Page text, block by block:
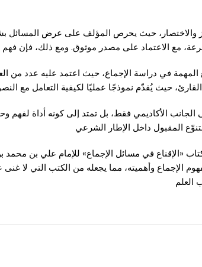
والاختصار، حيث يحرص المؤلف على عرض المسائل
مع الاعتماد على مصدر موثوق. ومع ذلك، فإن
المهمة في دراسة الإجماع، حيث اعتمد عليه عدد من
حيث يُقدّم نموذجًا عمليًا لكيفية التعامل مع
الجانب الأكاديمي فقط، بل تمتد إلى كونه أداة
المقبول داخل الإطار الشرعي
«الإقناع في مسائل الإجماع» للإمام علي بن
الإجماع وأهميته، مما يجعله من الكتب التي لا
العلم